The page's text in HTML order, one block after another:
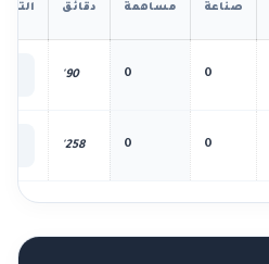
صناعة مساهمة دقائق
0
0
90'
0
0
258'